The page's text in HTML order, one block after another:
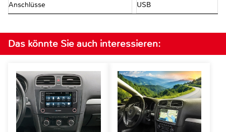
Anschlüsse USB
Das könnte Sie auch interessieren: